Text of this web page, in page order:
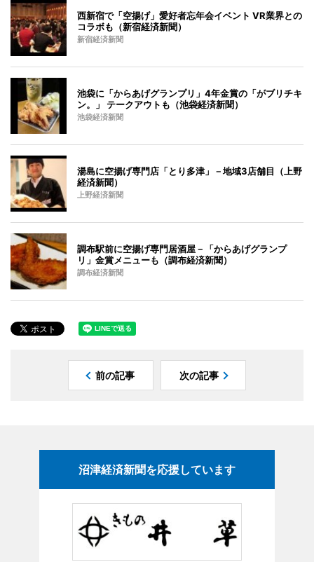
西新宿で「空揚げ」愛好者忘年会イベント VR業界との
コラボも（新宿経済新聞）
新宿経済新聞
池袋に「からあげグランプリ」4年金賞の「がブリチキ
ン。」 テークアウトも（池袋経済新聞）
池袋経済新聞
湯島に空揚げ専門店「とり多津」－地域3店舗目（上野
経済新聞）
上野経済新聞
調布駅前に空揚げ専門居酒屋－「からあげグランプ
リ」金賞メニューも（調布経済新聞）
調布経済新聞
前の記事 次の記事
沼津経済新聞を応援しています